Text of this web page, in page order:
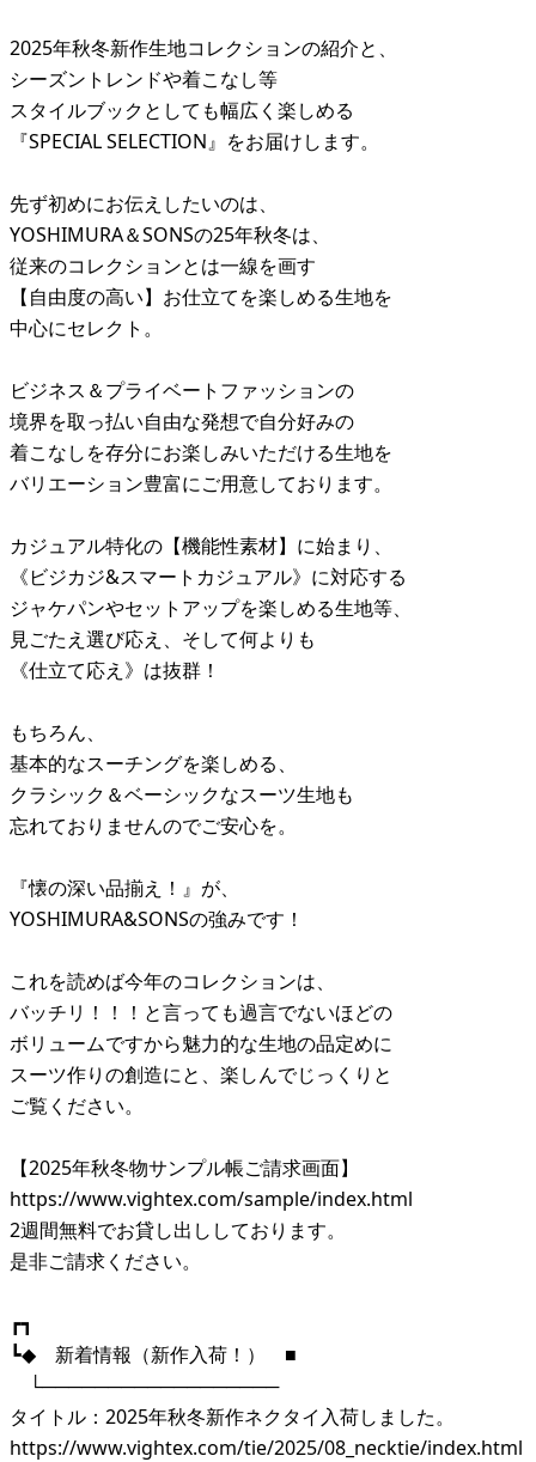
2025年秋冬新作生地コレクションの紹介と、
シーズントレンドや着こなし等
スタイルブックとしても幅広く楽しめる
『SPECIAL SELECTION』をお届けします。
先ず初めにお伝えしたいのは、
YOSHIMURA＆SONSの25年秋冬は、
従来のコレクションとは一線を画す
【自由度の高い】お仕立てを楽しめる生地を
中心にセレクト。
ビジネス＆プライベートファッションの
境界を取っ払い自由な発想で自分好みの
着こなしを存分にお楽しみいただける生地を
バリエーション豊富にご用意しております。
カジュアル特化の【機能性素材】に始まり、
《ビジカジ&スマートカジュアル》に対応する
ジャケパンやセットアップを楽しめる生地等、
見ごたえ選び応え、そして何よりも
《仕立て応え》は抜群！
もちろん、
基本的なスーチングを楽しめる、
クラシック＆ベーシックなスーツ生地も
忘れておりませんのでご安心を。
『懐の深い品揃え！』が、
YOSHIMURA&SONSの強みです！
これを読めば今年のコレクションは、
バッチリ！！！と言っても過言でないほどの
ボリュームですから魅力的な生地の品定めに
スーツ作りの創造にと、楽しんでじっくりと
ご覧ください。
【2025年秋冬物サンプル帳ご請求画面】
https://www.vightex.com/sample/index.html
2週間無料でお貸し出ししております。
是非ご請求ください。
┏┓
┗◆ 新着情報（新作入荷！） ■
└──────────────────
タイトル：2025年秋冬新作ネクタイ入荷しました。
https://www.vightex.com/tie/2025/08_necktie/index.html